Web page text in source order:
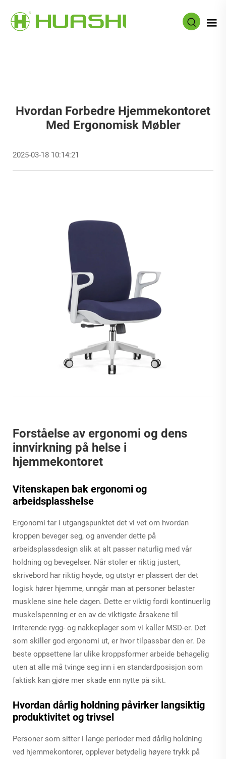
Hvordan Forbedre Hjemmekontoret
Med Ergonomisk Møbler
2025-03-18 10:14:21
Forståelse av ergonomi og dens
innvirkning på helse i
hjemmekontoret
Vitenskapen bak ergonomi og
arbeidsplasshelse
Ergonomi tar i utgangspunktet det vi vet om hvordan
kroppen beveger seg, og anvender dette på
arbeidsplassdesign slik at alt passer naturlig med vår
holdning og bevegelser. Når stoler er riktig justert,
skrivebord har riktig høyde, og utstyr er plassert der det
logisk hører hjemme, unngår man at personer belaster
musklene sine hele dagen. Dette er viktig fordi kontinuerlig
muskelspenning er en av de viktigste årsakene til
irriterende rygg- og nakkeplager som vi kaller MSD-er. Det
som skiller god ergonomi ut, er hvor tilpassbar den er. De
beste oppsettene lar ulike kroppsformer arbeide behagelig
uten at alle må tvinge seg inn i en standardposisjon som
faktisk kan gjøre mer skade enn nytte på sikt.
Hvordan dårlig holdning påvirker langsiktig
produktivitet og trivsel
Personer som sitter i lange perioder med dårlig holdning
ved hjemmekontorer, opplever betydelig høyere trykk på